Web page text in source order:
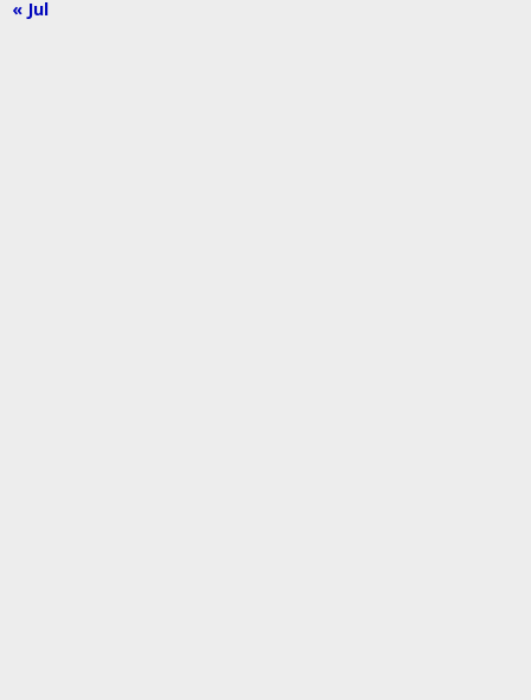
« Jul